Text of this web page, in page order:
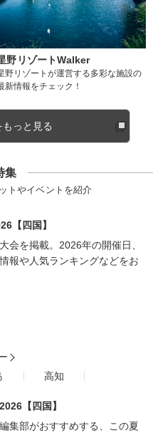
野リゾートWalker
野リゾートが運営する多彩な施設の
新情報をチェック！
っと見る
集
トやイベントを紹介
【四国】
会を掲載。2026年の開催日、
報や人気ランキングなどをお
高知
【四国】
集部がおすすめする、この夏